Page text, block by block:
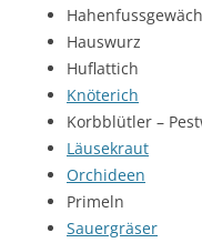
Hauswurz
Huflattich
Knöterich
Korbblütler –
Läusekraut
Orchideen
Primeln
Sauergräser